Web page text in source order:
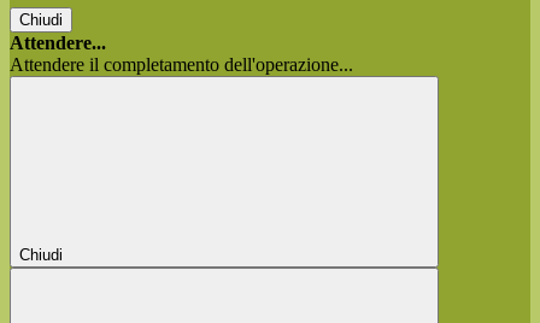
Chiudi
Attendere...
Attendere il completamento dell'operazione...
Chiudi